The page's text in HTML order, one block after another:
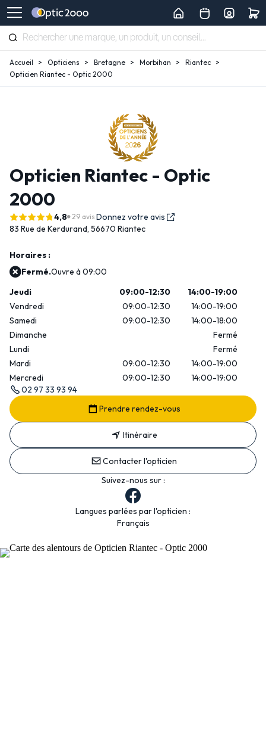
Accueil Opticiens Bretagne Morbihan
Riantec
Opticien Riantec - Optic 2000
Opticien Riantec - Optic
2000
4,8 29 avis Donnez votre avis
83 Rue de Kerdurand, 56670 Riantec
Horaires :
Fermé.Ouvre à 09:00
Jeudi
09:00-12:30
14:00-19:00
Vendredi
09:00-12:30
14:00-19:00
Samedi
09:00-12:30
14:00-18:00
Dimanche
Fermé
Lundi
Fermé
Mardi
09:00-12:30
14:00-19:00
Mercredi
09:00-12:30
14:00-19:00
02 97 33 93 94
Prendre rendez-vous
Itinéraire
Contacter l'opticien
Suivez-nous sur :
Langues parlées par l'opticien :
Français